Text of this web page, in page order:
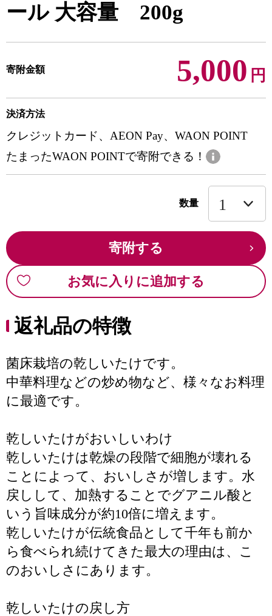
ール 大容量 200g
寄附金額 5,000 円
決済方法
クレジットカード、AEON Pay、WAON POINT
たまったWAON POINTで寄附できる！
数量
寄附する
お気に入りに追加する
返礼品の特徴
菌床栽培の乾しいたけです。
中華料理などの炒め物など、様々なお料理
に最適です。
乾しいたけがおいしいわけ
乾しいたけは乾燥の段階で細胞が壊れる
ことによって、おいしさが増します。水
戻しして、加熱することでグアニル酸と
いう旨味成分が約10倍に増えます。
乾しいたけが伝統食品として千年も前か
ら食べられ続けてきた最大の理由は、こ
のおいしさにあります。
乾しいたけの戻し方